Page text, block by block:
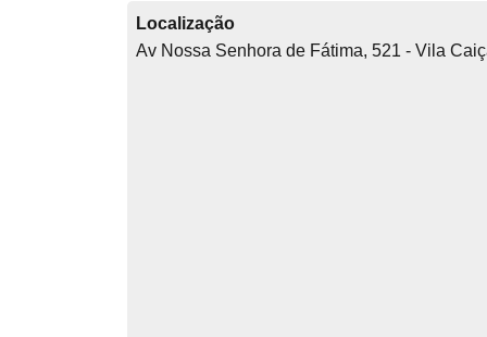
Localização
Av Nossa Senhora de Fátima, 521 - Vila